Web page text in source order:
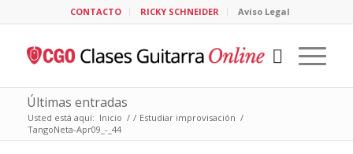
CONTACTO RICKY SCHNEIDER Aviso Legal
Últimas entradas
Usted está aquí: Inicio / / Estudiar improvisación /
TangoNeta-Apr09_-_44